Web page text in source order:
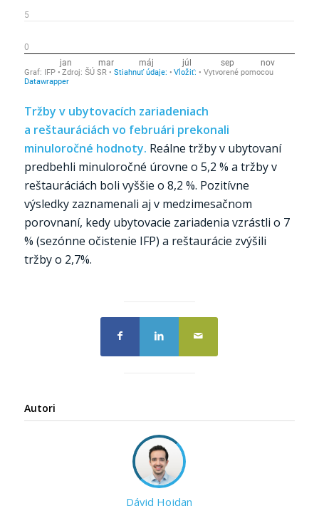
Tržby v ubytovacích zariadeniach
a reštauráciách vo februári prekonali
minuloročné hodnoty. Reálne tržby v ubytovaní
predbehli minuloročné úrovne o 5,2 % a tržby v
reštauráciách boli vyššie o 8,2 %. Pozitívne
výsledky zaznamenali aj v medzimesačnom
porovnaní, kedy ubytovacie zariadenia vzrástli o 7
% (sezónne očistenie IFP) a reštaurácie zvýšili
tržby o 2,7%.
Autori
Dávid Hojdan